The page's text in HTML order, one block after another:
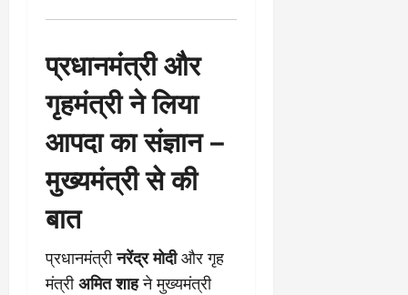
प्रधानमंत्री और
गृहमंत्री ने लिया
आपदा का संज्ञान –
मुख्यमंत्री से की
बात
प्रधानमंत्रीनरेंद्र मोदीऔर गृह
मंत्रीअमित शाहने मुख्यमंत्री